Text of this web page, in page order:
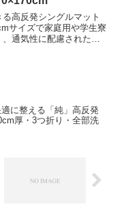
高反発シングルマット
サイズで家庭用や学生寮
通気性に配慮されたや
に整える「純」高反発
厚・3つ折り・全部洗